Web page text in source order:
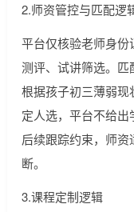
2.师资管控与匹配逻
平台仅核验老师身
测评、试讲筛选。
根据孩子初三薄弱
定人选，平台不给
后续跟踪约束，师
断。
3.课程定制逻辑